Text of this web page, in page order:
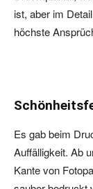
ist, aber im
höchste
Es gab beim
Auffälligkeit. Ab
Kante von